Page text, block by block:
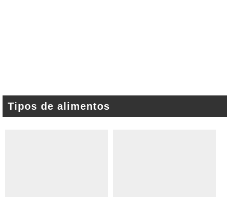
Tipos de alimentos